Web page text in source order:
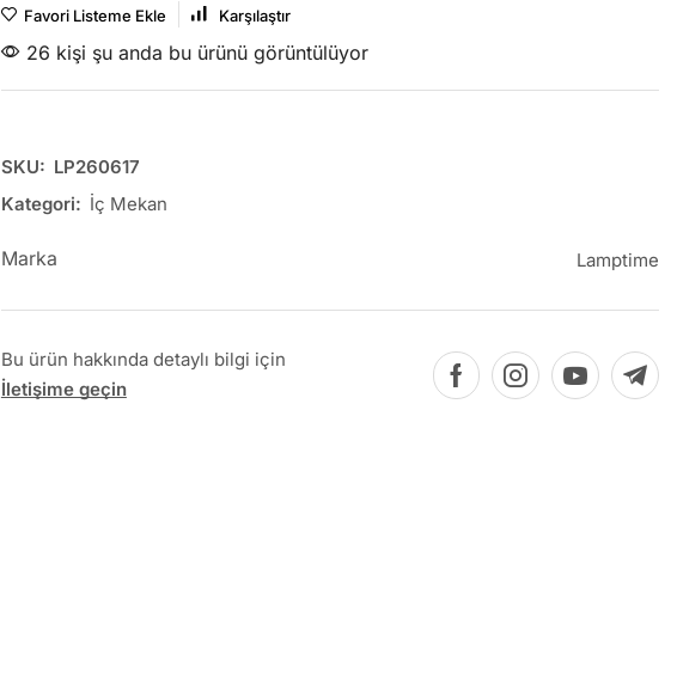
Favori Listeme Ekle Karşılaştır
26 kişi şu anda bu ürünü görüntülüyor
SKU: LP260617
Kategori: İç Mekan
Marka Lamptime
Bu ürün hakkında detaylı bilgi için
İletişime geçin